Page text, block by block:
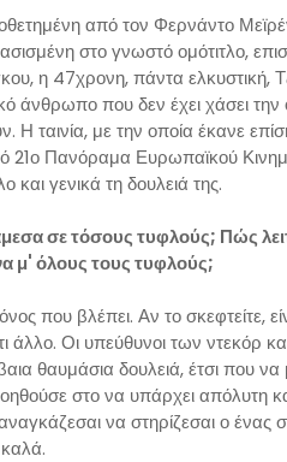
από τον Φερνάντο
στο γνωστό ομότιτλο,
η 47χρονη, πάντα ελκυστική,
άνθρωπο που δεν έχει χάσει
ταινία, με την οποία έκανε
21ο Πανόραμα Ευρωπαϊκού
και γενικά τη δουλειά της.
σε τόσους τυφλούς; Πώς
μ' όλους τους τυφλούς;
που βλέπει. Αν το σκεφτείτε,
άλλο. Οι υπεύθυνοι των ντεκόρ
θαυμάσια δουλειά, έτσι που
στο να υπάρχει απόλυτη
να στηρίζεσαι ο ένας